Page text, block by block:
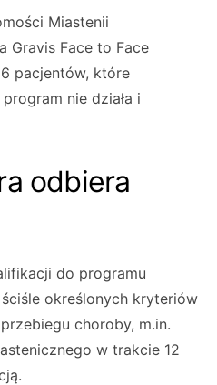
Miastenii
Gravis Face to Face
6 pacjentów, które
nie działa i
odbiera
do programu
określonych kryteriów
choroby, m.in.
w trakcie 12